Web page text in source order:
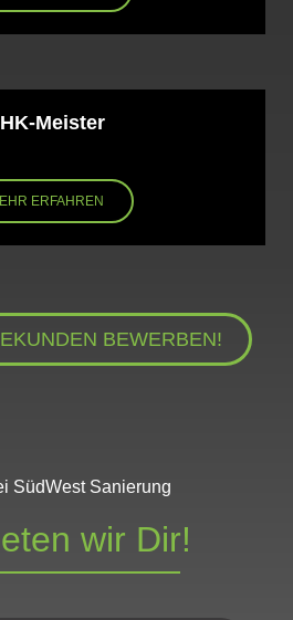
Meister
ERFAHREN
BEWERBEN!
SüdWest Sanierung
wir Dir!